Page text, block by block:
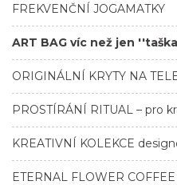
FREKVENČNÍ JOGAMATKY
ART BAG víc než jen
ORIGINÁLNÍ KRYTY NA
PROSTÍRÁNÍ RITUAL – pro
KREATIVNÍ KOLEKCE
ETERNAL FLOWER